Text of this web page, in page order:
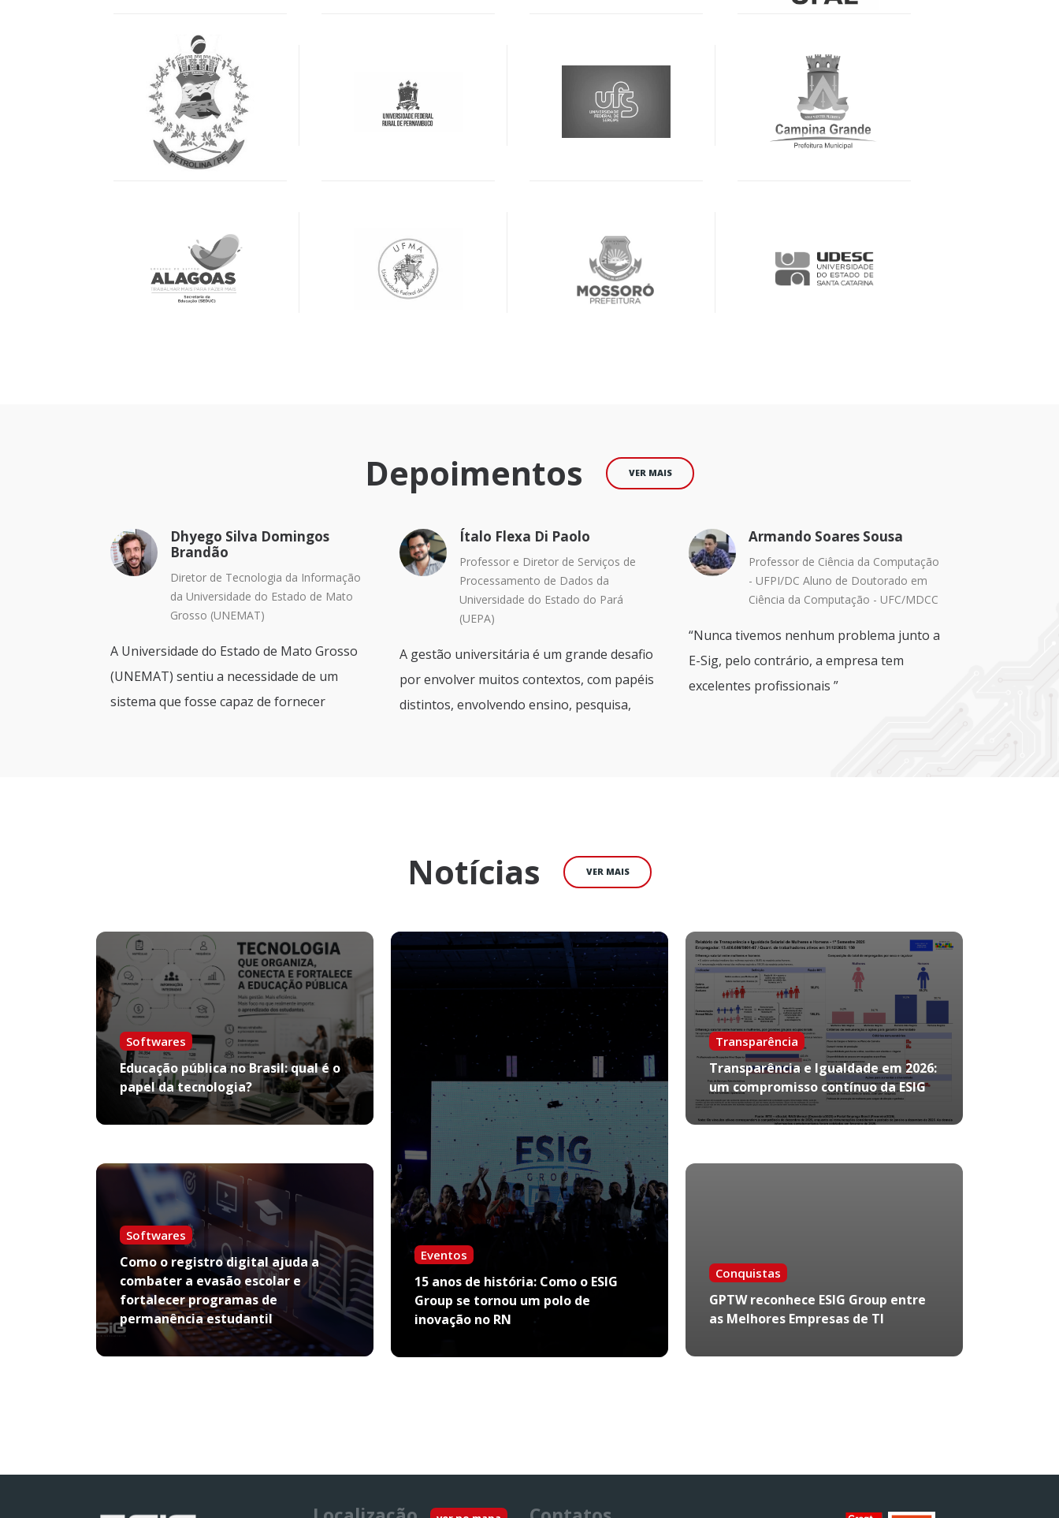
Depoimentos VER MAIS
Dhyego Silva Domingos
Brandão
Diretor de Tecnologia da Informação
da Universidade do Estado de Mato
Grosso (UNEMAT)
A Universidade do Estado de Mato Grosso
(UNEMAT) sentiu a necessidade de um
sistema que fosse capaz de fornecer
UNEMAT, minimizando o impacto e o
prejuízo para toda comunidade acadêmica.
Ítalo Flexa Di Paolo
Professor e Diretor de Serviços de
Processamento de Dados da
Universidade do Estado do Pará
(UEPA)
A gestão universitária é um grande desafio
por envolver muitos contextos, com papéis
distintos, envolvendo ensino, pesquisa,
de desenvolvimento e infraestrutura.
Gerenciar os processos universitários
para se adaptar a diferentes contextos, mas
também de um grande apoio da
comunidade interna de seguir um caminho
virtuoso e coletivo. As ferramentas SIG
chegam com alto valor reputacional de
boas práticas, ajudando a alcançar mais
rapidamente o sucesso nesses desafios.
Armando Soares Sousa
Professor de Ciência da Computação
- UFPI/DC Aluno de Doutorado em
Ciência da Computação - UFC/MDCC
“Nunca tivemos nenhum problema junto a
E-Sig, pelo contrário, a empresa tem
excelentes profissionais ”
Notícias VER MAIS
Softwares
Educação pública no Brasil: qual é o
papel da tecnologia?
Softwares
Como o registro digital ajuda a
combater a evasão escolar e
fortalecer programas de
permanência estudantil
Eventos
15 anos de história: Como o ESIG
Group se tornou um polo de
inovação no RN
Transparência
Transparência e Igualdade em 2026:
um compromisso contínuo da ESIG
Conquistas
GPTW reconhece ESIG Group entre
as Melhores Empresas de TI